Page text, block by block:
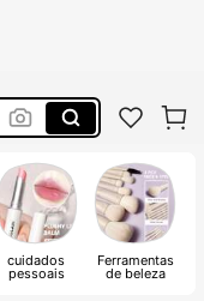
cuidados
pessoais
Ferramentas
de beleza